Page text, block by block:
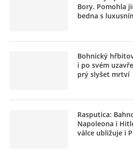
Bory. Pomohla
bedna s
Bohnický
i po svém
prý slyšet mrtví
Rasputica:
Napoleona i
válce ubližuje i